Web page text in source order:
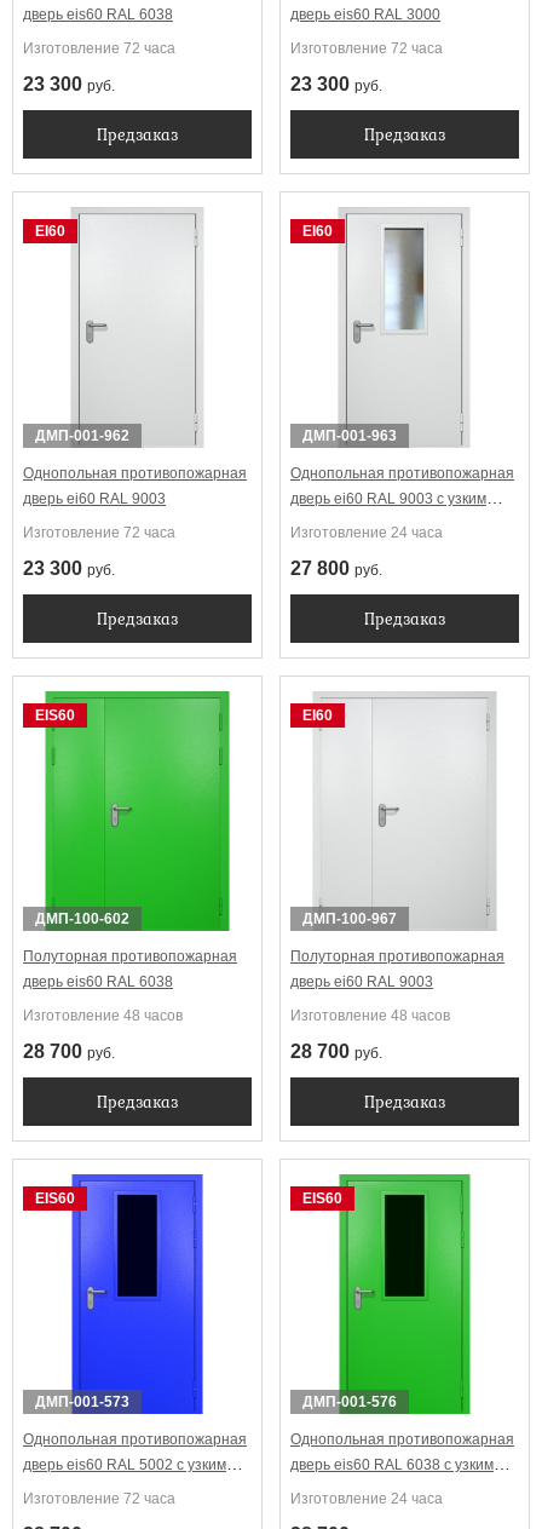
дверь eis60 RAL 6038
Изготовление 72 часа
23 300 руб.
Предзаказ
дверь eis60 RAL 3000
Изготовление 72 часа
23 300 руб.
Предзаказ
EI60
ДМП-001-962
Однопольная противопожарная
дверь ei60 RAL 9003
Изготовление 72 часа
23 300 руб.
Предзаказ
EI60
ДМП-001-963
Однопольная противопожарная
дверь ei60 RAL 9003 с узким
стеклопакетом
Изготовление 24 часа
27 800 руб.
Предзаказ
EIS60
ДМП-100-602
Полуторная противопожарная
дверь eis60 RAL 6038
Изготовление 48 часов
28 700 руб.
Предзаказ
EI60
ДМП-100-967
Полуторная противопожарная
дверь ei60 RAL 9003
Изготовление 48 часов
28 700 руб.
Предзаказ
EIS60
ДМП-001-573
Однопольная противопожарная
дверь eis60 RAL 5002 с узким
стеклопакетом
Изготовление 72 часа
EIS60
ДМП-001-576
Однопольная противопожарная
дверь eis60 RAL 6038 с узким
стеклопакетом
Изготовление 24 часа